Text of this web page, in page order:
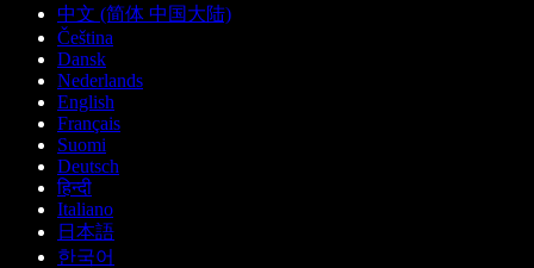
中文 (简体 中国大陆)
Čeština
Dansk
Nederlands
English
Français
Suomi
Deutsch
हिन्दी
Italiano
日本語
한국어